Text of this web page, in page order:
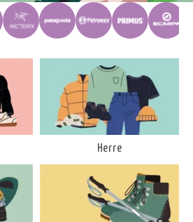
Herre